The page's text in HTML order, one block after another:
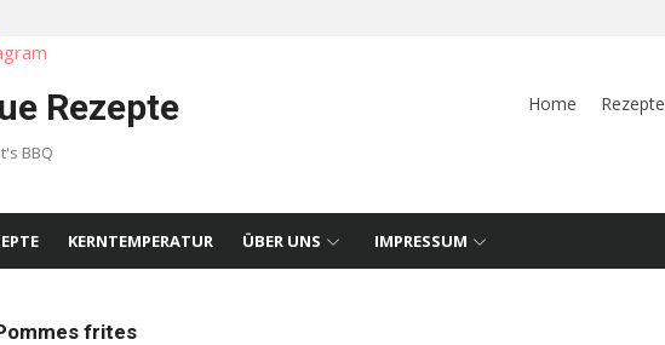
Rezepte
BBQ
Home Rezepte
KERNTEMPERATUR ÜBER UNS IMPRESSUM
frites